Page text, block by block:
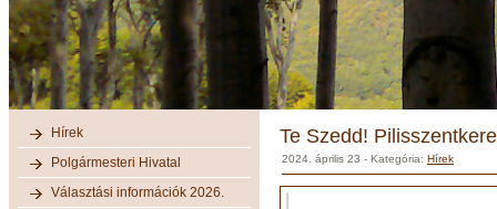
Hírek
Polgármesteri Hivatal
Választási információk 2026.
Te Szedd!
2024. április 23 - Kategória: Hírek